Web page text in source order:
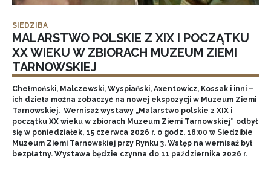
SIEDZIBA
MALARSTWO POLSKIE Z XIX I POCZĄTKU
XX WIEKU W ZBIORACH MUZEUM ZIEMI
TARNOWSKIEJ
Chełmoński, Malczewski, Wyspiański, Axentowicz, Kossak i inni –
ich dzieła można zobaczyć na nowej ekspozycji w Muzeum Ziemi
Tarnowskiej. Wernisaż wystawy „Malarstwo polskie z XIX i
początku XX wieku w zbiorach Muzeum Ziemi Tarnowskiej” odbył
się w poniedziałek, 15 czerwca 2026 r. o godz. 18:00 w Siedzibie
Muzeum Ziemi Tarnowskiej przy Rynku 3. Wstęp na wernisaż był
bezpłatny. Wystawa będzie czynna do 11 października 2026 r.